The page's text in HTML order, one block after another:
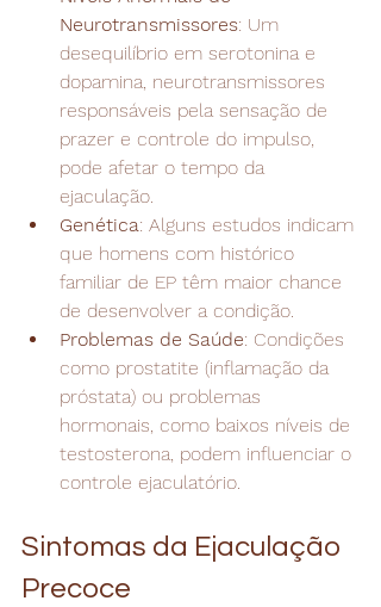
Neurotransmissores: Um
desequilíbrio em serotonina e
dopamina, neurotransmissores
responsáveis pela sensação de
prazer e controle do impulso,
pode afetar o tempo da
ejaculação.
Genética: Alguns estudos indicam
que homens com histórico
familiar de EP têm maior chance
de desenvolver a condição.
Problemas de Saúde: Condições
como prostatite (inflamação da
próstata) ou problemas
hormonais, como baixos níveis de
testosterona, podem influenciar o
controle ejaculatório.
Sintomas da Ejaculação
Precoce